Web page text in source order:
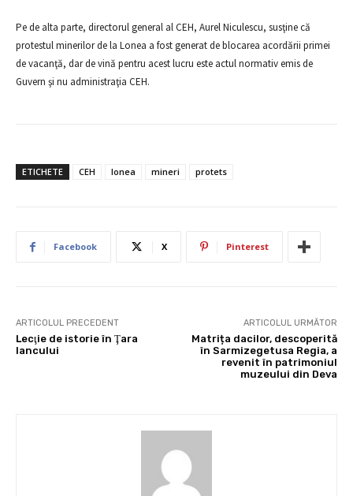
Pe de alta parte, directorul general al CEH, Aurel Niculescu, susţine că
protestul minerilor de la Lonea a fost generat de blocarea acordării primei
de vacanţă, dar de vină pentru acest lucru este actul normativ emis de
Guvern şi nu administraţia CEH.
ETICHETE CEH lonea mineri protets
Facebook X Pinterest
ARTICOLUL PRECEDENT
Lecţie de istorie în Ţara
Iancului
ARTICOLUL URMĂTOR
Matrița dacilor, descoperită
în Sarmizegetusa Regia, a
revenit în patrimoniul
muzeului din Deva